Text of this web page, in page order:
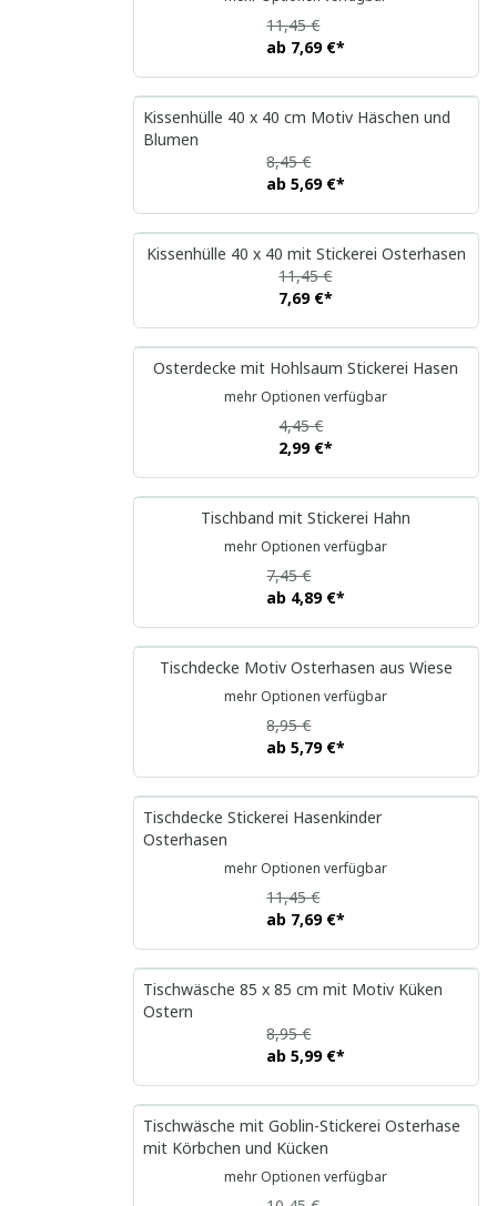
ab 7,69 €*
11,45 €
Kissenhülle 40 x 40 cm Motiv Häschen und
Blumen
ab 5,69 €*
8,45 €
Kissenhülle 40 x 40 mit Stickerei Osterhasen
7,69 €*
11,45 €
Osterdecke mit Hohlsaum Stickerei Hasen
mehr Optionen verfügbar
2,99 €*
4,45 €
Tischband mit Stickerei Hahn
mehr Optionen verfügbar
ab 4,89 €*
7,45 €
Tischdecke Motiv Osterhasen aus Wiese
mehr Optionen verfügbar
ab 5,79 €*
8,95 €
Tischdecke Stickerei Hasenkinder
Osterhasen
mehr Optionen verfügbar
ab 7,69 €*
11,45 €
Tischwäsche 85 x 85 cm mit Motiv Küken
Ostern
ab 5,99 €*
8,95 €
Tischwäsche mit Goblin-Stickerei Osterhase
mit Körbchen und Kücken
mehr Optionen verfügbar